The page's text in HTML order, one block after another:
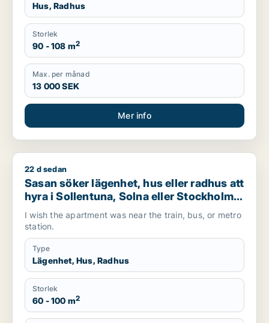
Hus, Radhus
Storlek
90 - 108 m2
Max. per månad
13 000 SEK
Mer info
Sasan söker lägenhet, hus eller radhus att hyra i
22 d sedan
Sasan söker lägenhet, hus eller radhus att
hyra i Sollentuna, Solna eller Stockholm
Innerstad m.fl.
I wish the apartment was near the train, bus, or metro
station.
Type
Lägenhet, Hus, Radhus
Storlek
60 - 100 m2